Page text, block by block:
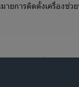
ยการติดตั้งเครื่องช่ว